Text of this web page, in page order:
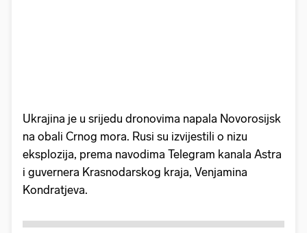
Ukrajina je u srijedu dronovima napala Novorosijsk
na obali Crnog mora. Rusi su izvijestili o nizu
eksplozija, prema navodima Telegram kanala Astra
i guvernera Krasnodarskog kraja, Venjamina
Kondratjeva.